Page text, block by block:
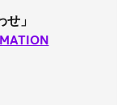
せ」